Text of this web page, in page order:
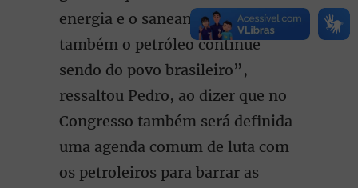
energia e o saneamento, mas
também o petróleo continue
sendo do povo brasileiro”,
ressaltou Pedro, ao dizer que no
Congresso também será definida
uma agenda comum de luta com
os petroleiros para barrar as